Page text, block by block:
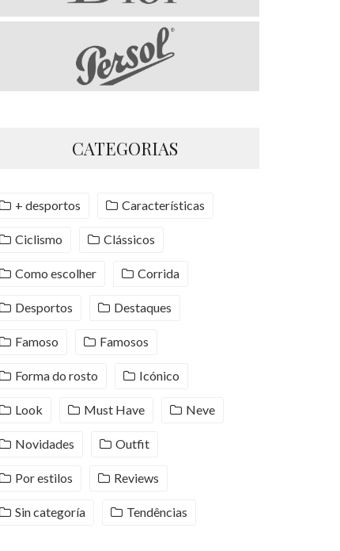
CATEGORIAS
+ desportos Características
Ciclismo Clássicos
Como escolher Corrida
Desportos Destaques
Famoso Famosos
Forma do rosto Icónico
Look Must Have Neve
Novidades Outfit
Por estilos Reviews
Sin categoría Tendências